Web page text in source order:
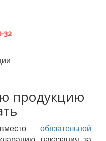
32
продукцию
обязательной